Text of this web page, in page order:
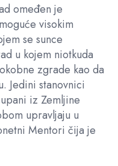
omeđen je
visokim
se sunce
u kojem niotkuda
zgrade kao da
Jedini stanovnici
iz Zemljine
upravljaju u
Mentori čija je